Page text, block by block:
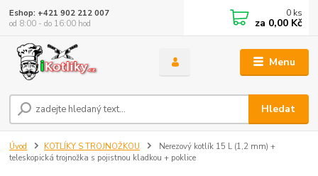
Menu
Hledat
Eshop: +421 902 212 007
od 8:00 - do 16:00 hod
0 ks
za 0,00 Kč
Úvod KOTLÍKY S TROJNOŽKOU
Nerezový kotlík 15 L (1,2 mm) +
teleskopická trojnožka s pojistnou kladkou + poklice